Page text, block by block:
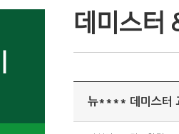
데미스터
뉴**** 데미스터